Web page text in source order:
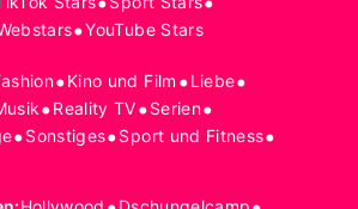
•YouTube Stars
•Kino und Film •Liebe•
•Reality TV•Serien•
•Sonstiges•Sport und Fitness•